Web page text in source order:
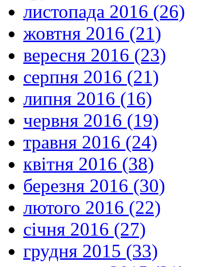
листопада 2016 (26)
жовтня 2016 (21)
вересня 2016 (23)
серпня 2016 (21)
липня 2016 (16)
червня 2016 (19)
травня 2016 (24)
квітня 2016 (38)
березня 2016 (30)
лютого 2016 (22)
січня 2016 (27)
грудня 2015 (33)